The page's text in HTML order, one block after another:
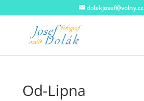
dolakjosef@volny.cz
Od-Lipna